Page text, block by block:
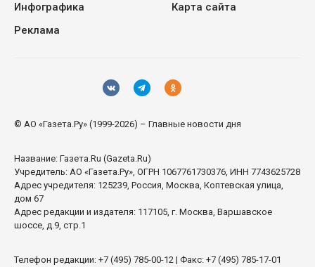
Инфографика
Карта сайта
Реклама
© АО «Газета.Ру» (1999-2026) – Главные новости дня
Название: Газета.Ru (Gazeta.Ru)
Учредитель: АО «Газета.Ру», ОГРН 1067761730376, ИНН 7743625728
Адрес учредителя: 125239, Россия, Москва, Коптевская улица,
дом 67
Адрес редакции и издателя: 117105, г. Москва, Варшавское
шоссе, д.9, стр.1
Телефон редакции: +7 (495) 785-00-12 | Факс: +7 (495) 785-17-01